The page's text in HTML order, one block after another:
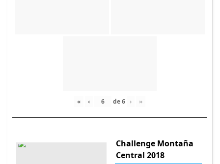
« ‹ de6 › »
Challenge Montaña
Central 2018